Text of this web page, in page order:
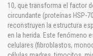
10, que transforma el factor
circundante (proteínas HSP-
reconstruyen la estructura
en la herida. Este fenómeno
celulares (fibroblastos,